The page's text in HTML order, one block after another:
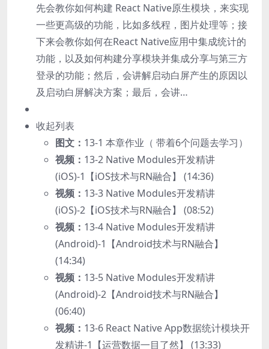
先会教你如何构建 React Native原生模块，来实现
一些更高级的功能，比如多线程，图片处理等；接
下来会教你如何在React Native应用中集成统计的
功能，以及如何构建分享模块并集成分享与第三方
登录的功能；然后，会讲解启动白屏产生的原因以
及启动白屏解决方案；最后，会讲…
收起列表
图文： 13-1 本章作业（ 带着6个问题去学习）
视频： 13-2 Native Modules开发精讲
(iOS)-1【iOS技术与RN融合】 (14:36)
视频： 13-3 Native Modules开发精讲
(iOS)-2【iOS技术与RN融合】 (08:52)
视频： 13-4 Native Modules开发精讲
(Android)-1【Android技术与RN融合】
(14:34)
视频： 13-5 Native Modules开发精讲
(Android)-2【Android技术与RN融合】
(06:40)
视频： 13-6 React Native App数据统计模块开
发精讲-1【运营数据一目了然】 (13:33)